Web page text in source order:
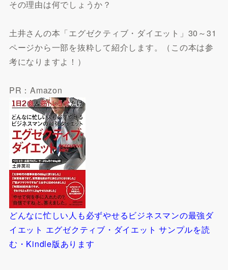
その理由は何でしょうか？
土井さんの本「エグゼクティブ・ダイエット」30～31
ページから一部を抜粋して紹介します。（この本は参
考になりますよ！）
PR：Amazon
どんなに忙しい人も必ずやせるビジネスマンの最強ダ
イエット エグゼクティブ・ダイエット サンプルを読
む・Kindle版あります